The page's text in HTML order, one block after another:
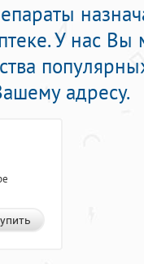
У нас Вы
адресу.